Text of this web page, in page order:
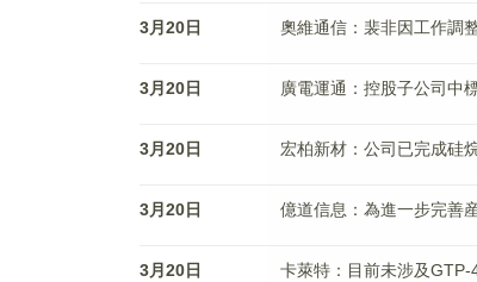
3月20日 奧維通信：裴非因工作調
3月20日 廣電運通：控股子公司中
3月20日 宏柏新材：公司已完成硅
3月20日 億道信息：為進一步完善
3月20日 卡萊特：目前未涉及GTP-